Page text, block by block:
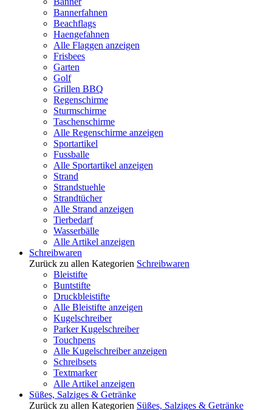
Bannerfahnen
Beachflags
Haengefahnen
Alle Flaggen anzeigen
Frisbees
Garten
Golf
Grillen BBQ
Regenschirme
Sturmschirme
Taschenschirme
Alle Regenschirme anzeigen
Sportartikel
Fussballe
Alle Sportartikel anzeigen
Strand
Strandstuehle
Strandtücher
Alle Strand anzeigen
Tierbedarf
Wasserbälle
Alle Artikel anzeigen
Schreibwaren
Zurück zu allen Kategorien Schreibwaren
Bleistifte
Buntstifte
Druckbleistifte
Alle Bleistifte anzeigen
Kugelschreiber
Parker Kugelschreiber
Touchpens
Alle Kugelschreiber anzeigen
Schreibsets
Textmarker
Alle Artikel anzeigen
Süßes, Salziges & Getränke
Zurück zu allen Kategorien Süßes, Salziges & Getränke